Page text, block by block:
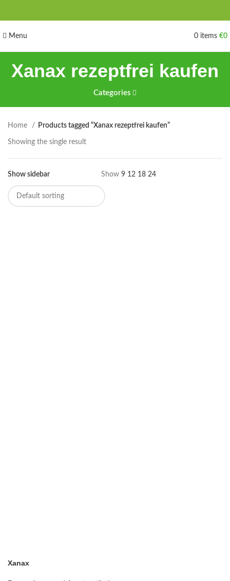
Menu 0 items €0
Xanax rezeptfrei kaufen
Categories
Home Products tagged “Xanax rezeptfrei kaufen”
Showing the single result
Show sidebar Show 9 12 18 24
Xanax